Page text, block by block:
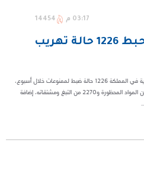
03:17 م 14454
المنافذ الجمركية تُحبط 1226 حالة تهريب
سجّلت المنافذ الجمركية البرية والبحرية والجوية في المملكة 1226 حالة ضبط لممنوعات خلال أسبوع،
شملت 68 صنفاً من المواد المخدرة و424 من المواد المحظورة و2270 من التبغ ومشتقاته، إضافة